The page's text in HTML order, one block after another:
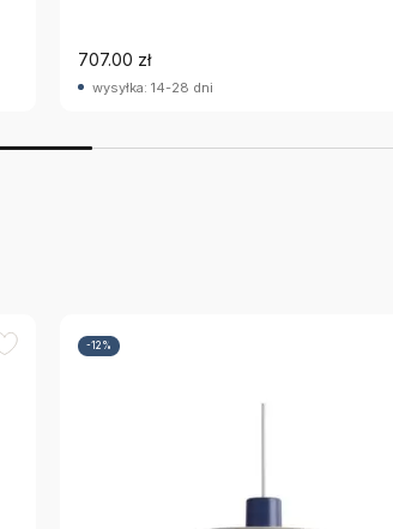
707.00 zł
wysyłka: 14-28 dni
-12%